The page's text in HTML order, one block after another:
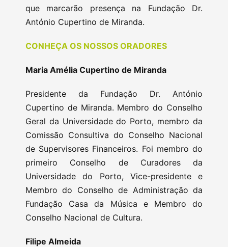
que marcarão presença na Fundação Dr.
António Cupertino de Miranda.
CONHEÇA OS NOSSOS ORADORES
Maria Amélia Cupertino de Miranda
Presidente da Fundação Dr. António
Cupertino de Miranda. Membro do Conselho
Geral da Universidade do Porto, membro da
Comissão Consultiva do Conselho Nacional
de Supervisores Financeiros. Foi membro do
primeiro Conselho de Curadores da
Universidade do Porto, Vice-presidente e
Membro do Conselho de Administração da
Fundação Casa da Música e Membro do
Conselho Nacional de Cultura.
Filipe Almeida